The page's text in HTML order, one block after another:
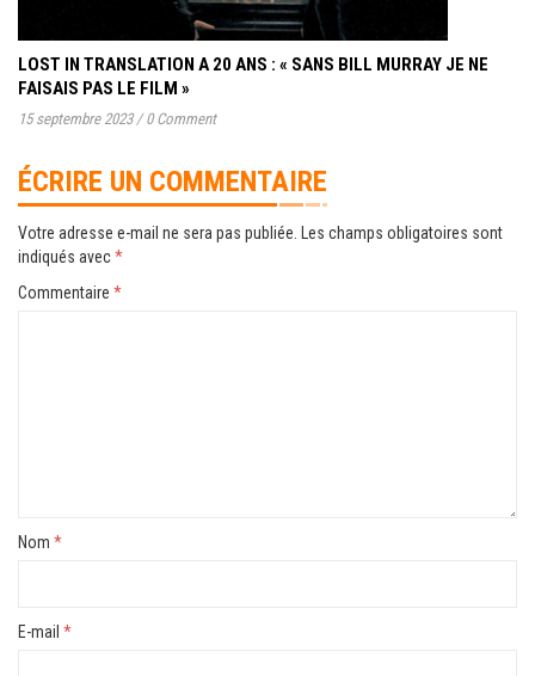
LOST IN TRANSLATION A 20 ANS : « SANS BILL MURRAY JE NE
FAISAIS PAS LE FILM »
15 septembre 2023 / 0 Comment
ÉCRIRE UN COMMENTAIRE
Votre adresse e-mail ne sera pas publiée. Les champs obligatoires sont
indiqués avec*
Commentaire *
Nom *
E-mail *